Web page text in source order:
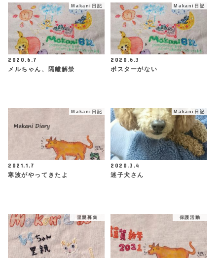
Makani日記
2020.6.7
メルちゃん、隔離解禁
Makani日記
2020.6.3
ポスターがない
Makani日記
2021.1.7
寒波がやってきたよ
Makani日記
2020.3.4
迷子犬さん
里親募集 保護活動